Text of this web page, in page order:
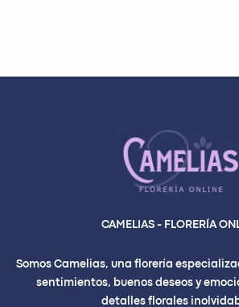
CAMELIAS - FLORERÍA
Somos Camelias, una florería
sentimientos, buenos deseos y
detalles florales